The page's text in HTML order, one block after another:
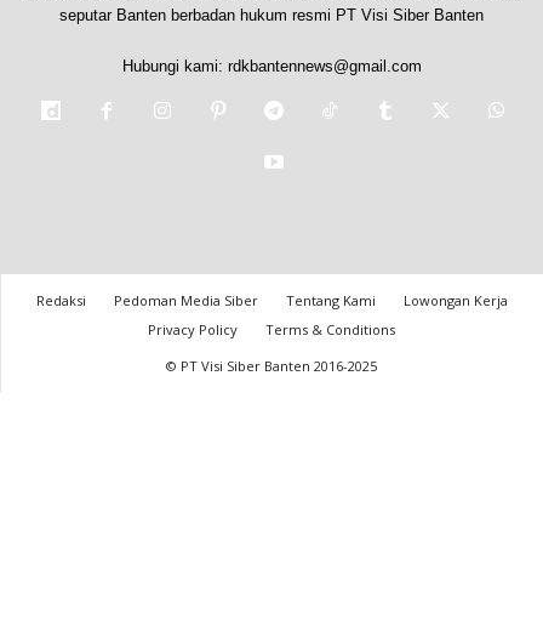
seputar Banten berbadan hukum resmi PT Visi Siber Banten
Hubungi kami: rdkbantennews@gmail.com
Redaksi Pedoman Media Siber Tentang Kami
Lowongan Kerja
Privacy Policy
Terms & Conditions
© PT Visi Siber Banten 2016-2025